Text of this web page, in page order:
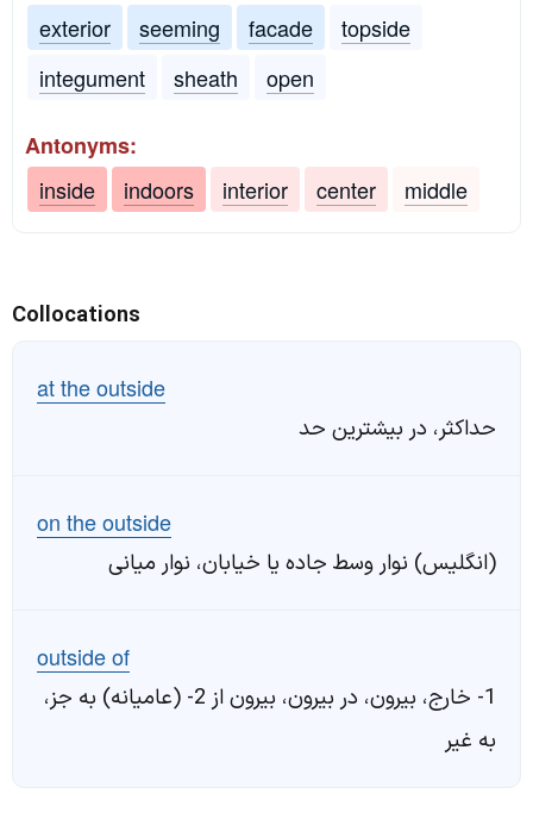
exterior
seeming facade
topside
integument
sheath open
Antonyms:
inside
indoors interior center middle
Collocations
at the outside
حداکثر، در بیشترین حد
on the outside
(انگلیس) نوار وسط جاده یا خیابان، نوار میانی
outside of
1- خارج، بیرون، در بیرون، بیرون از 2- (عامیانه) به جز،
به غیر